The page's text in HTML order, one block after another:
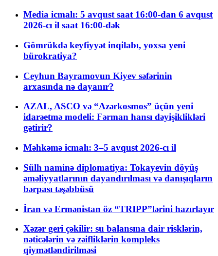
Media icmalı: 5 avqust saat 16:00-dan 6 avqust
2026-cı il saat 16:00-dək
Gömrükdə keyfiyyət inqilabı, yoxsa yeni
bürokratiya?
Ceyhun Bayramovun Kiyev səfərinin
arxasında nə dayanır?
AZAL, ASCO və “Azərkosmos” üçün yeni
idarəetmə modeli: Fərman hansı dəyişiklikləri
gətirir?
Məhkəmə icmalı: 3–5 avqust 2026-cı il
Sülh naminə diplomatiya: Tokayevin döyüş
əməliyyatlarının dayandırılması və danışıqların
bərpası təşəbbüsü
İran və Ermənistan öz “TRIPP”lərini hazırlayır
Xəzər geri çəkilir: su balansına dair risklərin,
nəticələrin və zəifliklərin kompleks
qiymətləndirilməsi